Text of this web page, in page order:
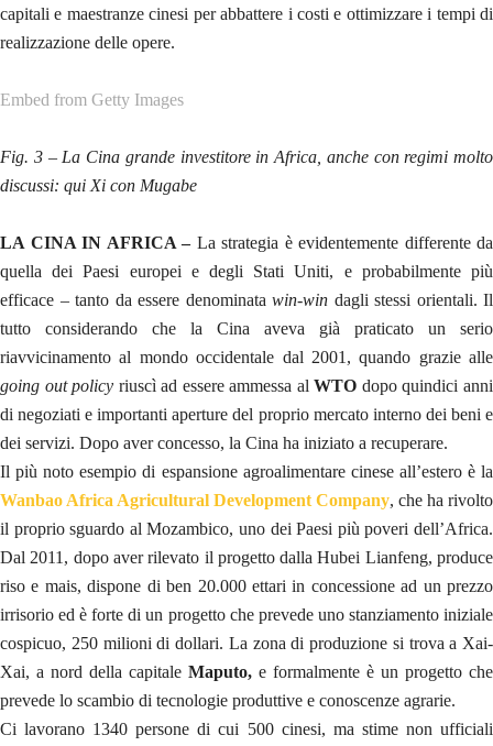
capitali e maestranze cinesi per abbattere i costi e ottimizzare i tempi di
realizzazione delle opere.
Embed from Getty Images
Fig. 3 – La Cina grande investitore in Africa, anche con regimi molto
discussi: qui Xi con Mugabe
LA CINA IN AFRICA –La strategia è evidentemente differente da
quella dei Paesi europei e degli Stati Uniti, e probabilmente più
efficace – tanto da essere denominata win-win dagli stessi orientali. Il
tutto considerando che la Cina aveva già praticato un serio
riavvicinamento al mondo occidentale dal 2001, quando grazie alle
going out policy riuscì ad essere ammessa alWTO dopo quindici anni
di negoziati e importanti aperture del proprio mercato interno dei beni e
dei servizi. Dopo aver concesso, la Cina ha iniziato a recuperare.
Il più noto esempio di espansione agroalimentare cinese all’estero è la
Wanbao Africa Agricultural Development Company, che ha rivolto
il proprio sguardo al Mozambico, uno dei Paesi più poveri dell’Africa.
Dal 2011, dopo aver rilevato il progetto dalla Hubei Lianfeng, produce
riso e mais, dispone di ben 20.000 ettari in concessione ad un prezzo
irrisorio ed è forte di un progetto che prevede uno stanziamento iniziale
cospicuo, 250 milioni di dollari. La zona di produzione si trova a Xai-
Xai, a nord della capitale Maputo, e formalmente è un progetto che
prevede lo scambio di tecnologie produttive e conoscenze agrarie.
Ci lavorano 1340 persone di cui 500 cinesi, ma stime non ufficiali